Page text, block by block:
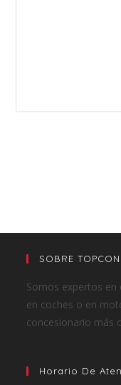
SOBRE
Somos expertos
en coches o en
concesionario más
Horario De